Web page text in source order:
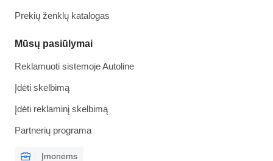
Prekių ženklų katalogas
Mūsų pasiūlymai
Reklamuoti sistemoje Autoline
Įdėti skelbimą
Įdėti reklaminį skelbimą
Partnerių programa
Įmonėms